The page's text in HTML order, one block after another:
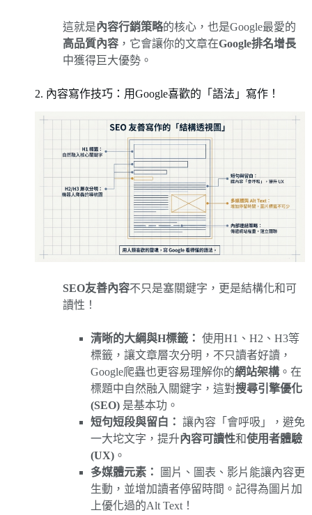
這就是內容行銷策略的核心，也是Google最愛的
高品質內容 ，它會讓你的文章在Google排名增長
中獲得巨大優勢。
2. 內容寫作技巧：用Google喜歡的「語法」寫作！
SEO友善內容不只是塞關鍵字，更是結構化和可
讀性！
清晰的大綱與H標籤： 使用H1、H2、H3等
標籤，讓文章層次分明，不只讀者好讀，
Google爬蟲也更容易理解你的網站架構。在
標題中自然融入關鍵字，這對搜尋引擎優化
(SEO) 是基本功。
短句短段與留白： 讓內容「會呼吸」，避免
一大坨文字，提升內容可讀性和使用者體驗
(UX) 。
多媒體元素：
圖片、圖表、影片能讓內容更
生動，並增加讀者停留時間。記得為圖片加
上優化過的Alt Text！